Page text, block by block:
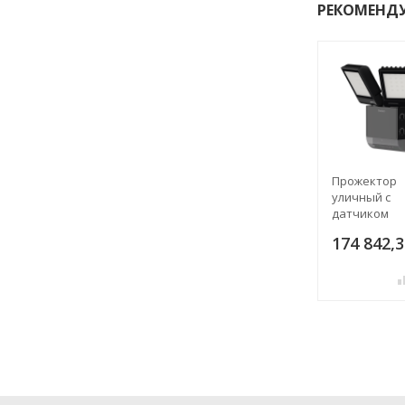
Прожектор
уличный с
датчиком
theLeda S17-
174